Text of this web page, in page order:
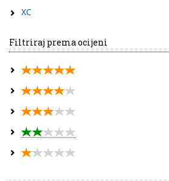
XC
Filtriraj prema ocijeni